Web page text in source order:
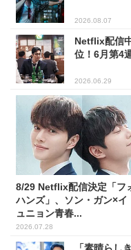
2026.08.07
Netflix配信
位！6月第4
2026.06.29
8/29 Netflix配信決定「フ
ハンズ」、ソン・ガン×イ
ュニョン青春...
2026.07.28
「素晴らし